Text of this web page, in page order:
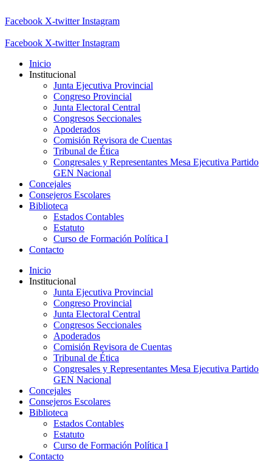
Facebook X-twitter Instagram
Facebook X-twitter Instagram
Inicio
Institucional
Junta Ejecutiva Provincial
Congreso Provincial
Junta Electoral Central
Congresos Seccionales
Apoderados
Comisión Revisora de Cuentas
Tribunal de Ética
Congresales y Representantes Mesa Ejecutiva Partido
GEN Nacional
Concejales
Consejeros Escolares
Biblioteca
Estados Contables
Estatuto
Curso de Formación Política I
Contacto
Inicio
Institucional
Junta Ejecutiva Provincial
Congreso Provincial
Junta Electoral Central
Congresos Seccionales
Apoderados
Comisión Revisora de Cuentas
Tribunal de Ética
Congresales y Representantes Mesa Ejecutiva Partido
GEN Nacional
Concejales
Consejeros Escolares
Biblioteca
Estados Contables
Estatuto
Curso de Formación Política I
Contacto